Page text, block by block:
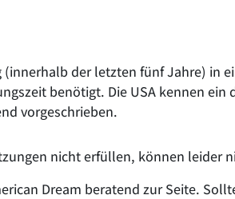
(innerhalb der letzten fünf Jahre) in
benötigt. Die USA kennen
vorgeschrieben.
nicht erfüllen, können leider
Dream beratend zur Seite.